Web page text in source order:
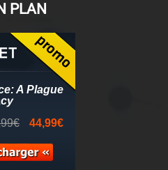
PLAN